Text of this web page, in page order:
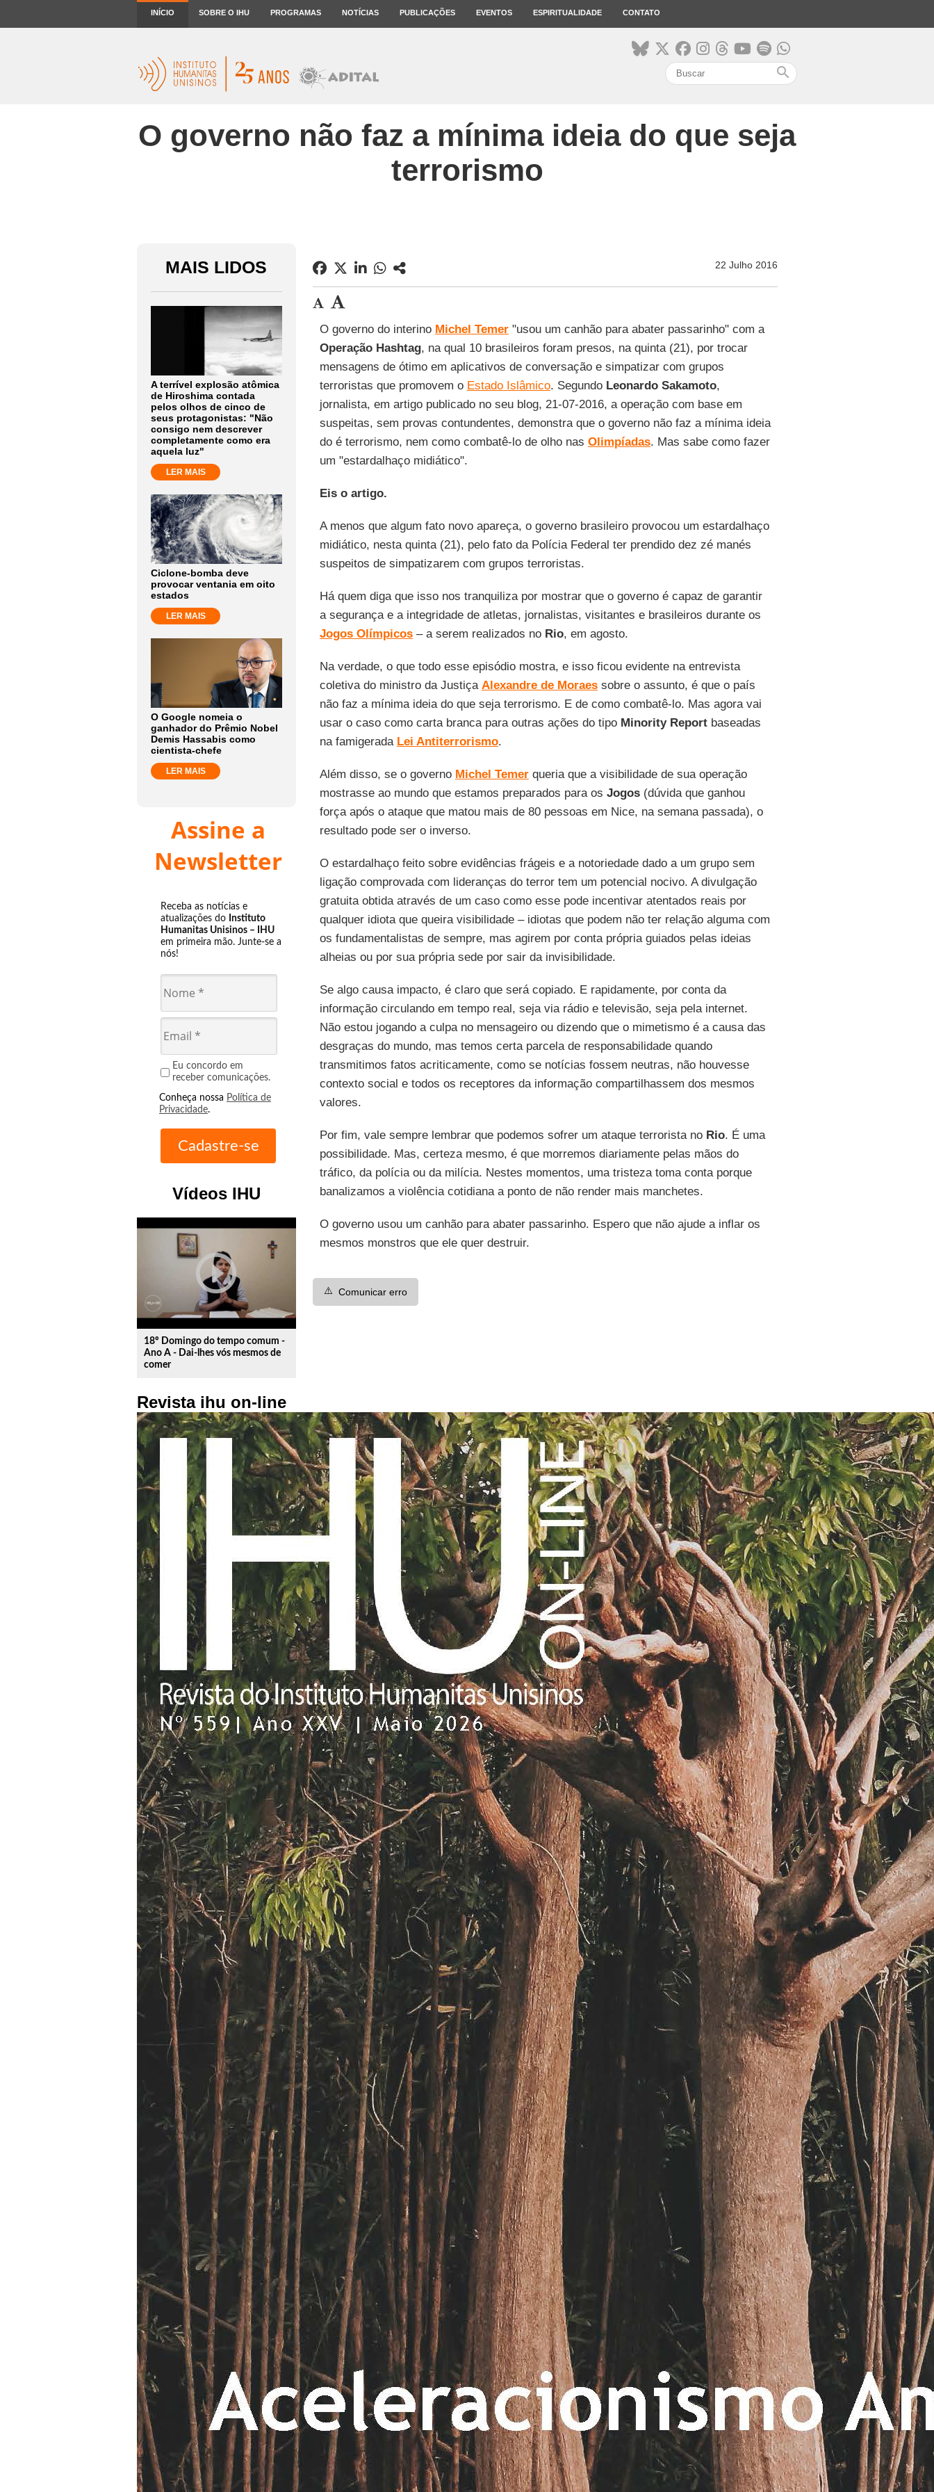
INÍCIO SOBRE O IHU PROGRAMAS NOTÍCIAS PUBLICAÇÕES EVENTOS ESPIRITUALIDADE CONTATO
search
O governo não faz a mínima ideia do que seja
terrorismo
MAIS LIDOS
A terrível explosão atômica
de Hiroshima contada
pelos olhos de cinco de
seus protagonistas: "Não
consigo nem descrever
completamente como era
aquela luz"
LER MAIS
Ciclone-bomba deve
provocar ventania em oito
estados
LER MAIS
O Google nomeia o
ganhador do Prêmio Nobel
Demis Hassabis como
cientista-chefe
LER MAIS
Assine a
Newsletter
Receba as notícias e
atualizações do Instituto
Humanitas Unisinos – IHU
em primeira mão. Junte-se a
nós!
Eu concordo em
receber comunicações.
Conheça nossa Política de
Privacidade.
Vídeos IHU
play_circle_outline
18º Domingo do tempo comum -
Ano A - Dai-lhes vós mesmos de
comer
Revista ihu on-line
22 Julho 2016
O governo do interino Michel Temer"usou um canhão para abater passarinho" com a
Operação Hashtag, na qual 10 brasileiros foram presos, na quinta (21), por trocar
mensagens de ótimo em aplicativos de conversação e simpatizar com grupos
terroristas que promovem o Estado Islâmico. Segundo Leonardo Sakamoto,
jornalista, em artigo publicado no seu blog, 21-07-2016, a operação com base em
suspeitas, sem provas contundentes, demonstra que o governo não faz a mínima ideia
do é terrorismo, nem como combatê-lo de olho nas Olimpíadas. Mas sabe como fazer
um "estardalhaço midiático".
Eis o artigo.
A menos que algum fato novo apareça, o governo brasileiro provocou um estardalhaço
midiático, nesta quinta (21), pelo fato da Polícia Federal ter prendido dez zé manés
suspeitos de simpatizarem com grupos terroristas.
Há quem diga que isso nos tranquiliza por mostrar que o governo é capaz de garantir
a segurança e a integridade de atletas, jornalistas, visitantes e brasileiros durante os
Jogos Olímpicos– a serem realizados no Rio, em agosto.
Na verdade, o que todo esse episódio mostra, e isso ficou evidente na entrevista
coletiva do ministro da Justiça Alexandre de Moraessobre o assunto, é que o país
não faz a mínima ideia do que seja terrorismo. E de como combatê-lo. Mas agora vai
usar o caso como carta branca para outras ações do tipo Minority Reportbaseadas
na famigerada Lei Antiterrorismo.
Além disso, se o governo Michel Temerqueria que a visibilidade de sua operação
mostrasse ao mundo que estamos preparados para os Jogos(dúvida que ganhou
força após o ataque que matou mais de 80 pessoas em Nice, na semana passada), o
resultado pode ser o inverso.
O estardalhaço feito sobre evidências frágeis e a notoriedade dado a um grupo sem
ligação comprovada com lideranças do terror tem um potencial nocivo. A divulgação
gratuita obtida através de um caso como esse pode incentivar atentados reais por
qualquer idiota que queira visibilidade – idiotas que podem não ter relação alguma com
os fundamentalistas de sempre, mas agirem por conta própria guiados pelas ideias
alheias ou por sua própria sede por sair da invisibilidade.
Se algo causa impacto, é claro que será copiado. E rapidamente, por conta da
informação circulando em tempo real, seja via rádio e televisão, seja pela internet.
Não estou jogando a culpa no mensageiro ou dizendo que o mimetismo é a causa das
desgraças do mundo, mas temos certa parcela de responsabilidade quando
transmitimos fatos acriticamente, como se notícias fossem neutras, não houvesse
contexto social e todos os receptores da informação compartilhassem dos mesmos
valores.
Por fim, vale sempre lembrar que podemos sofrer um ataque terrorista no Rio. É uma
possibilidade. Mas, certeza mesmo, é que morremos diariamente pelas mãos do
tráfico, da polícia ou da milícia. Nestes momentos, uma tristeza toma conta porque
banalizamos a violência cotidiana a ponto de não render mais manchetes.
O governo usou um canhão para abater passarinho. Espero que não ajude a inflar os
mesmos monstros que ele quer destruir.
⚠️ Comunicar erro